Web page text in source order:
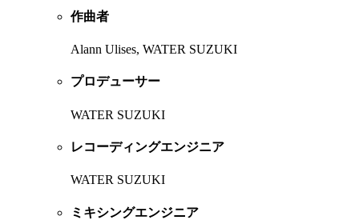
作曲者
Alann Ulises, WATER SUZUKI
プロデューサー
WATER SUZUKI
レコーディングエンジニア
WATER SUZUKI
ミキシングエンジニア